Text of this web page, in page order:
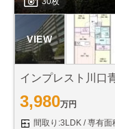
インプレスト川口
3,980万円
間取り:3LDK
専有面